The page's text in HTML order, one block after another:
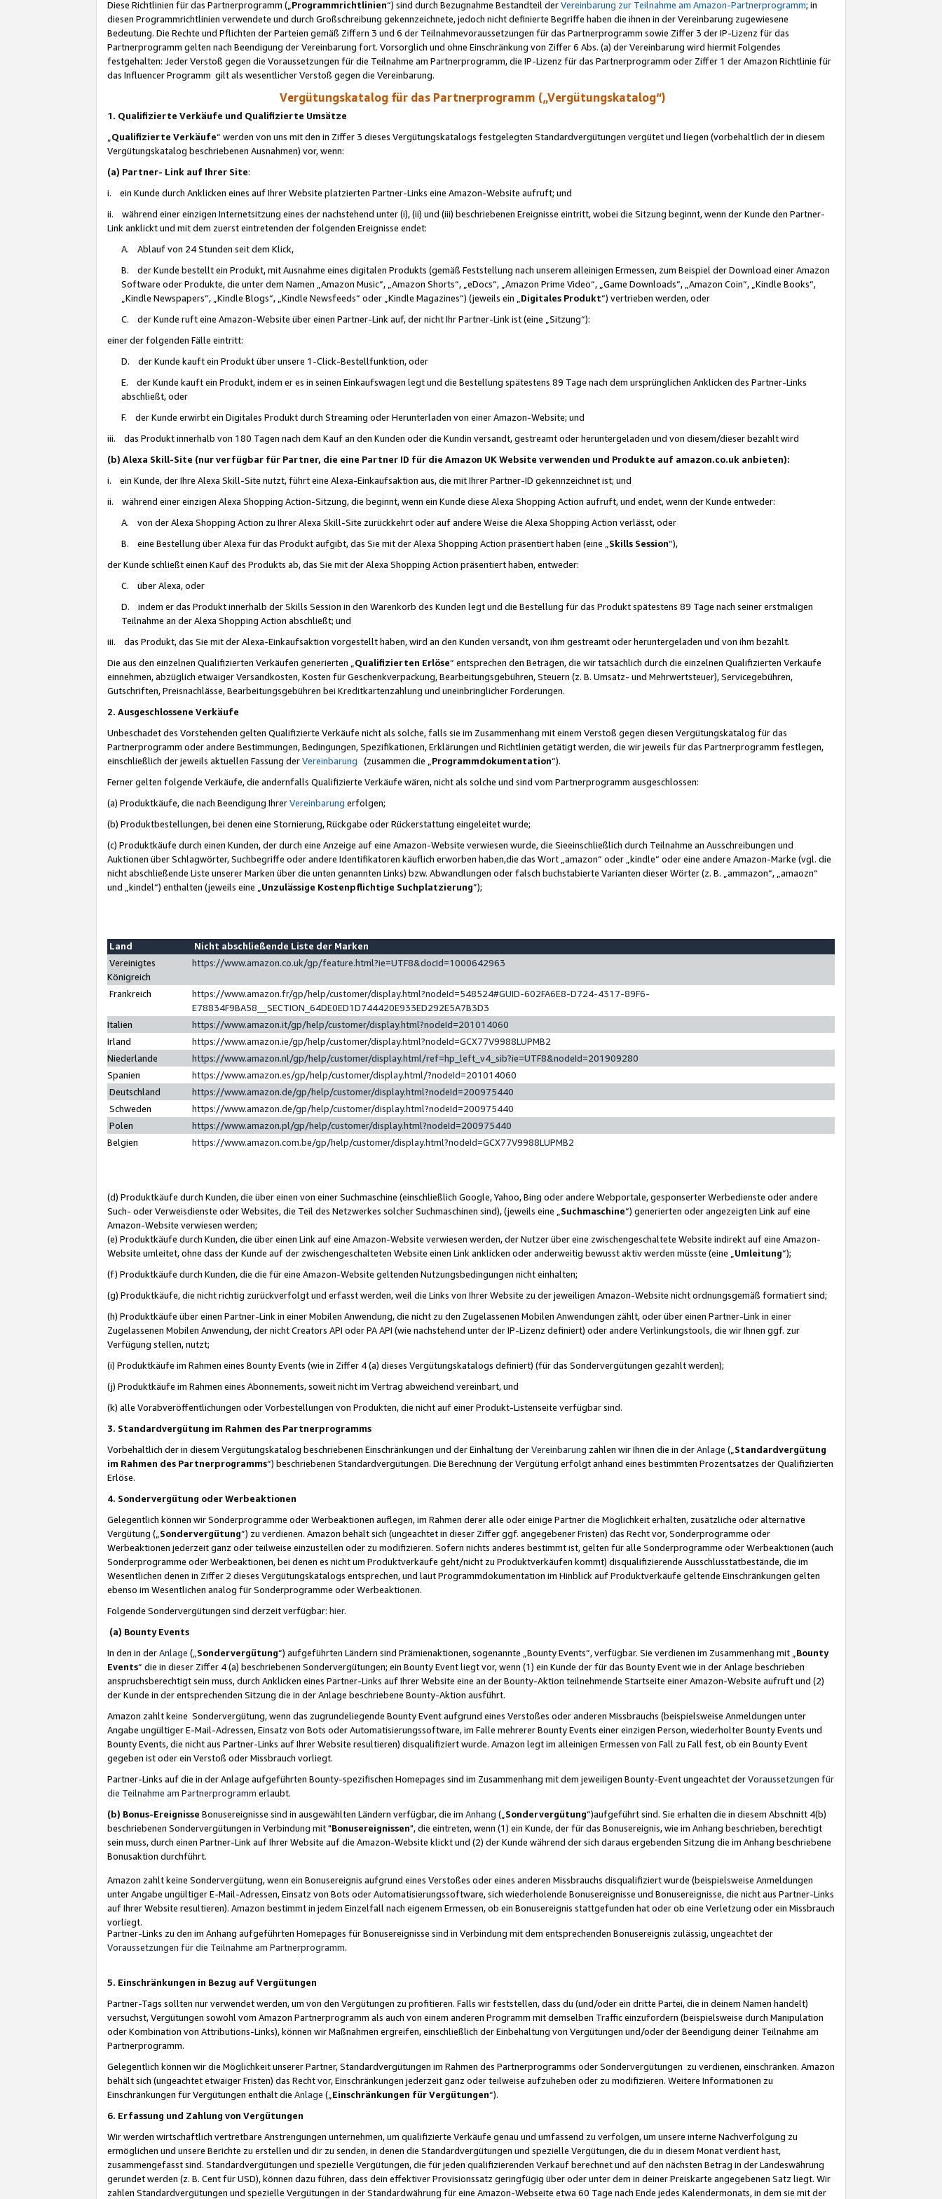
Diese Richtlinien für das Partnerprogramm („Programmrichtlinien“) sind durch Bezugnahme Bestandteil derVereinbarung zur Teilnahme am Amazon-Partnerprogramm; in
diesen Programmrichtlinien verwendete und durch Großschreibung gekennzeichnete, jedoch nicht definierte Begriffe haben die ihnen in der Vereinbarung zugewiesene
Bedeutung. Die Rechte und Pflichten der Parteien gemäß Ziffern 3 und 6 der Teilnahmevoraussetzungen für das Partnerprogramm sowie Ziffer 3 der IP-Lizenz für das
Partnerprogramm gelten nach Beendigung der Vereinbarung fort. Vorsorglich und ohne Einschränkung von Ziffer 6 Abs. (a) der Vereinbarung wird hiermit Folgendes
festgehalten: Jeder Verstoß gegen die Voraussetzungen für die Teilnahme am Partnerprogramm, die IP-Lizenz für das Partnerprogramm oder Ziffer 1 der Amazon Richtlinie für
das Influencer Programm gilt als wesentlicher Verstoß gegen die Vereinbarung.
Vergütungskatalog für das Partnerprogramm („Vergütungskatalog“)
1. Qualifizierte Verkäufe und Qualifizierte Umsätze
Qualifizierte Verkäufe“ werden von uns mit den in Ziffer 3 dieses Vergütungskatalogs festgelegten Standardvergütungen vergütet und liegen (vorbehaltlich der in diesem
Vergütungskatalog beschriebenen Ausnahmen) vor, wenn:
(a) Partner- Link auf Ihrer Site:
i. ein Kunde durch Anklicken eines auf Ihrer Website platzierten Partner-Links eine Amazon-Website aufruft; und
ii. während einer einzigen Internetsitzung eines der nachstehend unter (i), (ii) und (iii) beschriebenen Ereignisse eintritt, wobei die Sitzung beginnt, wenn der Kunde den Partner-
Link anklickt und mit dem zuerst eintretenden der folgenden Ereignisse endet:
A. Ablauf von 24 Stunden seit dem Klick,
B. der Kunde bestellt ein Produkt, mit Ausnahme eines digitalen Produkts (gemäß Feststellung nach unserem alleinigen Ermessen, zum Beispiel der Download einer Amazon
Software oder Produkte, die unter dem Namen „Amazon Music“, „Amazon Shorts“, „eDocs“, „Amazon Prime Video“, „Game Downloads“, „Amazon Coin“, „Kindle Books“,
„Kindle Newspapers“, „Kindle Blogs“, „Kindle Newsfeeds“ oder „Kindle Magazines“) (jeweils ein „ Digitales Produkt“) vertrieben werden, oder
C. der Kunde ruft eine Amazon-Website über einen Partner-Link auf, der nicht Ihr Partner-Link ist (eine „Sitzung“):
einer der folgenden Fälle eintritt:
D. der Kunde kauft ein Produkt über unsere 1-Click-Bestellfunktion, oder
E. der Kunde kauft ein Produkt, indem er es in seinen Einkaufswagen legt und die Bestellung spätestens 89 Tage nach dem ursprünglichen Anklicken des Partner-Links
abschließt, oder
F. der Kunde erwirbt ein Digitales Produkt durch Streaming oder Herunterladen von einer Amazon-Website; und
iii. das Produkt innerhalb von 180 Tagen nach dem Kauf an den Kunden oder die Kundin versandt, gestreamt oder heruntergeladen und von diesem/dieser bezahlt wird
(b) Alexa Skill-Site (nur verfügbar für Partner, die eine Partner ID für die Amazon UK Website verwenden und Produkte auf amazon.co.uk anbieten):
i. ein Kunde, der Ihre Alexa Skill-Site nutzt, führt eine Alexa-Einkaufsaktion aus, die mit Ihrer Partner-ID gekennzeichnet ist; und
ii. während einer einzigen Alexa Shopping Action-Sitzung, die beginnt, wenn ein Kunde diese Alexa Shopping Action aufruft, und endet, wenn der Kunde entweder:
A. von der Alexa Shopping Action zu Ihrer Alexa Skill-Site zurückkehrt oder auf andere Weise die Alexa Shopping Action verlässt, oder
B. eine Bestellung über Alexa für das Produkt aufgibt, das Sie mit der Alexa Shopping Action präsentiert haben (eine „ Skills Session“),
der Kunde schließt einen Kauf des Produkts ab, das Sie mit der Alexa Shopping Action präsentiert haben, entweder:
C. über Alexa, oder
D. indem er das Produkt innerhalb der Skills Session in den Warenkorb des Kunden legt und die Bestellung für das Produkt spätestens 89 Tage nach seiner erstmaligen
Teilnahme an der Alexa Shopping Action abschließt; und
iii. das Produkt, das Sie mit der Alexa-Einkaufsaktion vorgestellt haben, wird an den Kunden versandt, von ihm gestreamt oder heruntergeladen und von ihm bezahlt.
Die aus den einzelnen Qualifizierten Verkäufen generierten „ Qualifizierten Erlöse“ entsprechen den Beträgen, die wir tatsächlich durch die einzelnen Qualifizierten Verkäufe
einnehmen, abzüglich etwaiger Versandkosten, Kosten für Geschenkverpackung, Bearbeitungsgebühren, Steuern (z. B. Umsatz- und Mehrwertsteuer), Servicegebühren,
Gutschriften, Preisnachlässe, Bearbeitungsgebühren bei Kreditkartenzahlung und uneinbringlicher Forderungen.
2. Ausgeschlossene Verkäufe
Unbeschadet des Vorstehenden gelten Qualifizierte Verkäufe nicht als solche, falls sie im Zusammenhang mit einem Verstoß gegen diesen Vergütungskatalog für das
Partnerprogramm oder andere Bestimmungen, Bedingungen, Spezifikationen, Erklärungen und Richtlinien getätigt werden, die wir jeweils für das Partnerprogramm festlegen,
einschließlich der jeweils aktuellen Fassung derVereinbarung (zusammen die „ Programmdokumentation“).
Ferner gelten folgende Verkäufe, die andernfalls Qualifizierte Verkäufe wären, nicht als solche und sind vom Partnerprogramm ausgeschlossen:
(a) Produktkäufe, die nach Beendigung IhrerVereinbarung erfolgen;
(b) Produktbestellungen, bei denen eine Stornierung, Rückgabe oder Rückerstattung eingeleitet wurde;
(c) Produktkäufe durch einen Kunden, der durch eine Anzeige auf eine Amazon-Website verwiesen wurde, die Sieeinschließlich durch Teilnahme an Ausschreibungen und
Auktionen über Schlagwörter, Suchbegriffe oder andere Identifikatoren käuflich erworben haben,die das Wort „amazon“ oder „kindle“ oder eine andere Amazon-Marke (vgl. die
nicht abschließende Liste unserer Marken über die unten genannten Links) bzw. Abwandlungen oder falsch buchstabierte Varianten dieser Wörter (z. B. „ammazon“, „amaozn“
und „kindel“) enthalten (jeweils eine „ Unzulässige Kostenpflichtige Suchplatzierung”);
Land
Nicht abschließende Liste der Marken
Vereinigtes
Königreich
https://www.amazon.co.uk/gp/feature.html?ie=UTF8&docId=1000642963
Frankreich
https://www.amazon.fr/gp/help/customer/display.html?nodeId=548524#GUID-602FA6E8-D724-4317-89F6-
E78834F9BA58__SECTION_64DE0ED1D744420E933ED292E5A7B3D3
Italien
https://www.amazon.it/gp/help/customer/display.html?nodeId=201014060
Irland
https://www.amazon.ie/gp/help/customer/display.html?nodeId=GCX77V9988LUPMB2
Niederlande
https://www.amazon.nl/gp/help/customer/display.html/ref=hp_left_v4_sib?ie=UTF8&nodeId=201909280
Spanien
https://www.amazon.es/gp/help/customer/display.html/?nodeId=201014060
Deutschland
https://www.amazon.de/gp/help/customer/display.html?nodeId=200975440
Schweden
https://www.amazon.de/gp/help/customer/display.html?nodeId=200975440
Polen
https://www.amazon.pl/gp/help/customer/display.html?nodeId=200975440
Belgien
https://www.amazon.com.be/gp/help/customer/display.html?nodeId=GCX77V9988LUPMB2
(d) Produktkäufe durch Kunden, die über einen von einer Suchmaschine (einschließlich Google, Yahoo, Bing oder andere Webportale, gesponserter Werbedienste oder andere
Such- oder Verweisdienste oder Websites, die Teil des Netzwerkes solcher Suchmaschinen sind), (jeweils eine „ Suchmaschine“) generierten oder angezeigten Link auf eine
Amazon-Website verwiesen werden;
(e) Produktkäufe durch Kunden, die über einen Link auf eine Amazon-Website verwiesen werden, der Nutzer über eine zwischengeschaltete Website indirekt auf eine Amazon-
Website umleitet, ohne dass der Kunde auf der zwischengeschalteten Website einen Link anklicken oder anderweitig bewusst aktiv werden müsste (eine „ Umleitung“);
(f) Produktkäufe durch Kunden, die die für eine Amazon-Website geltenden Nutzungsbedingungen nicht einhalten;
(g) Produktkäufe, die nicht richtig zurückverfolgt und erfasst werden, weil die Links von Ihrer Website zu der jeweiligen Amazon-Website nicht ordnungsgemäß formatiert sind;
(h) Produktkäufe über einen Partner-Link in einer Mobilen Anwendung, die nicht zu den Zugelassenen Mobilen Anwendungen zählt, oder über einen Partner-Link in einer
Zugelassenen Mobilen Anwendung, der nicht Creators API oder PA API (wie nachstehend unter der IP-Lizenz definiert) oder andere Verlinkungstools, die wir Ihnen ggf. zur
Verfügung stellen, nutzt;
(i) Produktkäufe im Rahmen eines Bounty Events (wie in Ziffer 4 (a) dieses Vergütungskatalogs definiert) (für das Sondervergütungen gezahlt werden);
(j) Produktkäufe im Rahmen eines Abonnements, soweit nicht im Vertrag abweichend vereinbart, und
(k) alle Vorabveröffentlichungen oder Vorbestellungen von Produkten, die nicht auf einer Produkt-Listenseite verfügbar sind.
3. Standardvergütung im Rahmen des Partnerprogramms
Vorbehaltlich der in diesem Vergütungskatalog beschriebenen Einschränkungen und der Einhaltung derVereinbarung zahlen wir Ihnen die in derAnlage („ Standardvergütung
im Rahmen des Partnerprogramms“) beschriebenen Standardvergütungen. Die Berechnung der Vergütung erfolgt anhand eines bestimmten Prozentsatzes der Qualifizierten
Erlöse.
4. Sondervergütung oder Werbeaktionen
Gelegentlich können wir Sonderprogramme oder Werbeaktionen auflegen, im Rahmen derer alle oder einige Partner die Möglichkeit erhalten, zusätzliche oder alternative
Vergütung („ Sondervergütung”) zu verdienen. Amazon behält sich (ungeachtet in dieser Ziffer ggf. angegebener Fristen) das Recht vor, Sonderprogramme oder
Werbeaktionen jederzeit ganz oder teilweise einzustellen oder zu modifizieren. Sofern nichts anderes bestimmt ist, gelten für alle Sonderprogramme oder Werbeaktionen (auch
Sonderprogramme oder Werbeaktionen, bei denen es nicht um Produktverkäufe geht/nicht zu Produktverkäufen kommt) disqualifizierende Ausschlusstatbestände, die im
Wesentlichen denen in Ziffer 2 dieses Vergütungskatalogs entsprechen, und laut Programmdokumentation im Hinblick auf Produktverkäufe geltende Einschränkungen gelten
ebenso im Wesentlichen analog für Sonderprogramme oder Werbeaktionen.
Folgende Sondervergütungen sind derzeit verfügbar: hier.
(a) Bounty Events
In den in derAnlage („ Sondervergütung“) aufgeführten Ländern sind Prämienaktionen, sogenannte „Bounty Events“, verfügbar. Sie verdienen im Zusammenhang mit „ Bounty
Events“ die in dieser Ziffer 4 (a) beschriebenen Sondervergütungen; ein Bounty Event liegt vor, wenn (1) ein Kunde der für das Bounty Event wie in der Anlage beschrieben
anspruchsberechtigt sein muss, durch Anklicken eines Partner-Links auf Ihrer Website eine an der Bounty-Aktion teilnehmende Startseite einer Amazon-Website aufruft und (2)
der Kunde in der entsprechenden Sitzung die in der Anlage beschriebene Bounty-Aktion ausführt.
Amazon zahlt keine Sondervergütung, wenn das zugrundeliegende Bounty Event aufgrund eines Verstoßes oder anderen Missbrauchs (beispielsweise Anmeldungen unter
Angabe ungültiger E-Mail-Adressen, Einsatz von Bots oder Automatisierungssoftware, im Falle mehrerer Bounty Events einer einzigen Person, wiederholter Bounty Events und
Bounty Events, die nicht aus Partner-Links auf Ihrer Website resultieren) disqualifiziert wurde. Amazon legt im alleinigen Ermessen von Fall zu Fall fest, ob ein Bounty Event
gegeben ist oder ein Verstoß oder Missbrauch vorliegt.
Partner-Links auf die in der Anlage aufgeführten Bounty-spezifischen Homepages sind im Zusammenhang mit dem jeweiligen Bounty-Event ungeachtet derVoraussetzungen für
die Teilnahme am Partnerprogramm erlaubt.
(b) Bonus-Ereignisse Bonusereignisse sind in ausgewählten Ländern verfügbar, die im Anhang („ Sondervergütung“)aufgeführt sind. Sie erhalten die in diesem Abschnitt 4(b)
beschriebenen Sondervergütungen in Verbindung mit "Bonusereignissen", die eintreten, wenn (1) ein Kunde, der für das Bonusereignis, wie im Anhang beschrieben, berechtigt
sein muss, durch einen Partner-Link auf Ihrer Website auf die Amazon-Website klickt und (2) der Kunde während der sich daraus ergebenden Sitzung die im Anhang beschriebene
Bonusaktion durchführt.
Amazon zahlt keine Sondervergütung, wenn ein Bonusereignis aufgrund eines Verstoßes oder eines anderen Missbrauchs disqualifiziert wurde (beispielsweise Anmeldungen
unter Angabe ungültiger E-Mail-Adressen, Einsatz von Bots oder Automatisierungssoftware, sich wiederholende Bonusereignisse und Bonusereignisse, die nicht aus Partner-Links
auf Ihrer Website resultieren). Amazon bestimmt in jedem Einzelfall nach eigenem Ermessen, ob ein Bonusereignis stattgefunden hat oder ob eine Verletzung oder ein Missbrauch
vorliegt.
Partner-Links zu den im Anhang aufgeführten Homepages für Bonusereignisse sind in Verbindung mit dem entsprechenden Bonusereignis zulässig, ungeachtet der
Voraussetzungen für die Teilnahme am Partnerprogramm.
5. Einschränkungen in Bezug auf Vergütungen
Partner-Tags sollten nur verwendet werden, um von den Vergütungen zu profitieren. Falls wir feststellen, dass du (und/oder ein dritte Partei, die in deinem Namen handelt)
versuchst, Vergütungen sowohl vom Amazon Partnerprogramm als auch von einem anderen Programm mit demselben Traffic einzufordern (beispielsweise durch Manipulation
oder Kombination von Attributions-Links), können wir Maßnahmen ergreifen, einschließlich der Einbehaltung von Vergütungen und/oder der Beendigung deiner Teilnahme am
Partnerprogramm.
Gelegentlich können wir die Möglichkeit unserer Partner, Standardvergütungen im Rahmen des Partnerprogramms oder Sondervergütungen zu verdienen, einschränken. Amazon
behält sich (ungeachtet etwaiger Fristen) das Recht vor, Einschränkungen jederzeit ganz oder teilweise aufzuheben oder zu modifizieren. Weitere Informationen zu
Einschränkungen für Vergütungen enthält die Anlage („ Einschränkungen für Vergütungen“).
6. Erfassung und Zahlung von Vergütungen
Wir werden wirtschaftlich vertretbare Anstrengungen unternehmen, um qualifizierte Verkäufe genau und umfassend zu verfolgen, um unsere interne Nachverfolgung zu
ermöglichen und unsere Berichte zu erstellen und dir zu senden, in denen die Standardvergütungen und spezielle Vergütungen, die du in diesem Monat verdient hast,
zusammengefasst sind. Standardvergütungen und spezielle Vergütungen, die für jeden qualifizierenden Verkauf berechnet und auf den nächsten Betrag in der Landeswährung
gerundet werden (z. B. Cent für USD), können dazu führen, dass dein effektiver Provisionssatz geringfügig über oder unter dem in deiner Preiskarte angegebenen Satz liegt. Wir
zahlen Standardvergütungen und spezielle Vergütungen in der Standardwährung für eine Amazon-Webseite etwa 60 Tage nach Ende jedes Kalendermonats, in dem sie mit der